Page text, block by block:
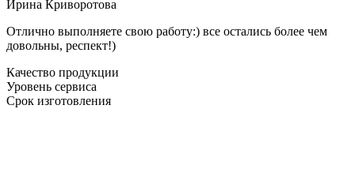
Ирина Криворотова
Отлично выполняете свою работу:) все остались более чем
довольны, респект!)
Качество продукции
Уровень сервиса
Срок изготовления